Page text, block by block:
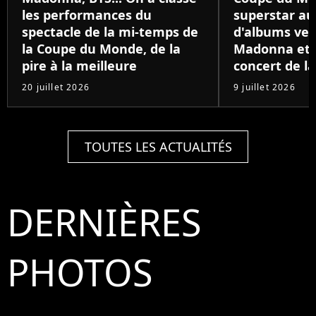
les performances du
spectacle de la mi-temps de
la Coupe du Monde, de la
pire à la meilleure
20 juillet 2026
superstar
d'albums
Madonna et
concert de
9 juillet 2026
TOUTES LES ACTUALITÉS
DERNIÈRES
PHOTOS